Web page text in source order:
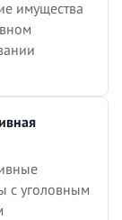
имущества
с уголовным